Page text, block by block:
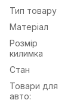
Тип товару
Матеріал
Розмір
килимка
Стан
Товари для
авто: